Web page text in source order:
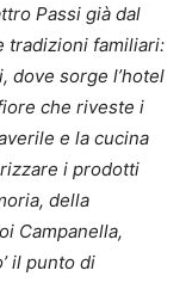
Passi già dal
tradizioni familiari:
dove sorge l’hotel
che riveste i
e la cucina
i prodotti
della
Campanella,
il punto di